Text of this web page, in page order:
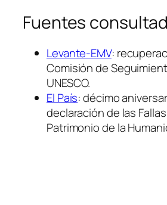
Fuentes
Levante-EMV:
Comisión de
UNESCO.
El País: décimo
declaración de las
Patrimonio de la